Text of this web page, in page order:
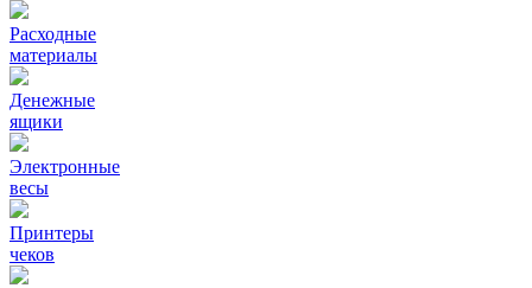
Расходные
материалы
Денежные
ящики
Электронные
весы
Принтеры
чеков